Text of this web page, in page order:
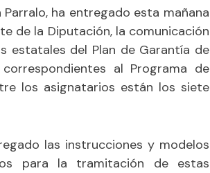
ha entregado esta mañana
de la Diputación, la comunicación
estatales del Plan de Garantía de
al Programa de
los asignatarios están los siete
las instrucciones y modelos
para la tramitación de estas